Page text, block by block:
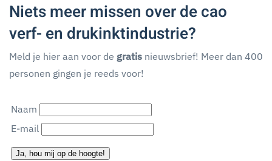
Niets meer missen over de cao
verf- en drukinktindustrie?
Meld je hier aan voor de gratis nieuwsbrief! Meer dan 400
personen gingen je reeds voor!
Naam
E-mail
Ja, hou mij op de hoogte!